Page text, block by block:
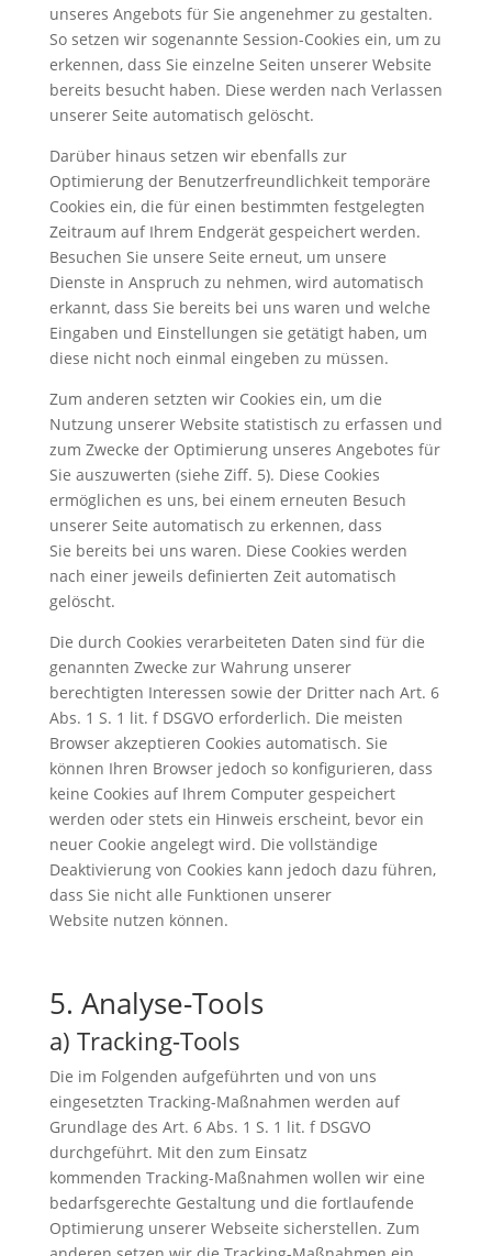
unseres Angebots für Sie angenehmer zu gestalten.
So setzen wir sogenannte Session-Cookies ein, um zu
erkennen, dass Sie einzelne Seiten unserer Website
bereits besucht haben. Diese werden nach Verlassen
unserer Seite automatisch gelöscht.
Darüber hinaus setzen wir ebenfalls zur
Optimierung der Benutzerfreundlichkeit temporäre
Cookies ein, die für einen bestimmten festgelegten
Zeitraum auf Ihrem Endgerät gespeichert werden.
Besuchen Sie unsere Seite erneut, um unsere
Dienste in Anspruch zu nehmen, wird automatisch
erkannt, dass Sie bereits bei uns waren und welche
Eingaben und Einstellungen sie getätigt haben, um
diese nicht noch einmal eingeben zu müssen.
Zum anderen setzten wir Cookies ein, um die
Nutzung unserer Website statistisch zu erfassen und
zum Zwecke der Optimierung unseres Angebotes für
Sie auszuwerten (siehe Ziff. 5). Diese Cookies
ermöglichen es uns, bei einem erneuten Besuch
unserer Seite automatisch zu erkennen, dass
Sie bereits bei uns waren. Diese Cookies werden
nach einer jeweils definierten Zeit automatisch
gelöscht.
Die durch Cookies verarbeiteten Daten sind für die
genannten Zwecke zur Wahrung unserer
berechtigten Interessen sowie der Dritter nach Art. 6
Abs. 1 S. 1 lit. f DSGVO erforderlich. Die meisten
Browser akzeptieren Cookies automatisch. Sie
können Ihren Browser jedoch so konfigurieren, dass
keine Cookies auf Ihrem Computer gespeichert
werden oder stets ein Hinweis erscheint, bevor ein
neuer Cookie angelegt wird. Die vollständige
Deaktivierung von Cookies kann jedoch dazu führen,
dass Sie nicht alle Funktionen unserer
Website nutzen können.
5. Analyse-Tools
a) Tracking-Tools
Die im Folgenden aufgeführten und von uns
eingesetzten Tracking-Maßnahmen werden auf
Grundlage des Art. 6 Abs. 1 S. 1 lit. f DSGVO
durchgeführt. Mit den zum Einsatz
kommenden Tracking-Maßnahmen wollen wir eine
bedarfsgerechte Gestaltung und die fortlaufende
Optimierung unserer Webseite sicherstellen. Zum